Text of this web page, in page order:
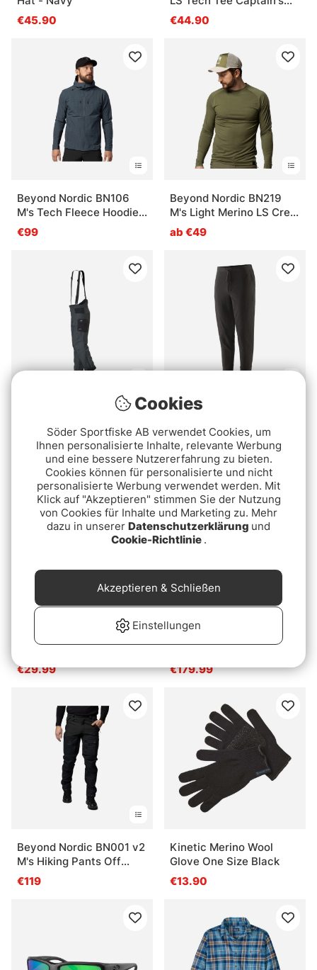
€45.90
Blue
€44.90
Beyond Nordic BN106
M's Tech Fleece Hoodie
Dark Slate
€99
Beyond Nordic BN219
M's Light Merino LS Crew
Moss Green
ab €49
5.0 von 5 Sternen
Barbarus 2 Pants Black
ab €129
ab €209
Patagonia M's R2
TechFace Pants Black
€170
Guideline Coastal
Trucker Cap
€29.99
Guideline ULBC Tactical
Jacket Algae Green
€179.99
Beyond Nordic BN001 v2
M's Hiking Pants Off
Black
€119
Kinetic Merino Wool
Glove One Size Black
€13.90
Cookies
Söder Sportfiske AB verwendet Cookies, um
Ihnen personalisierte Inhalte, relevante Werbung
und eine bessere Nutzererfahrung zu bieten.
Cookies können für personalisierte und nicht
personalisierte Werbung verwendet werden. Mit
Klick auf "Akzeptieren" stimmen Sie der Nutzung
von Cookies für Inhalte und Marketing zu. Mehr
dazu in unserer Datenschutzerklärung und
Cookie-Richtlinie .
Einstellungen
Akzeptieren & Schließen